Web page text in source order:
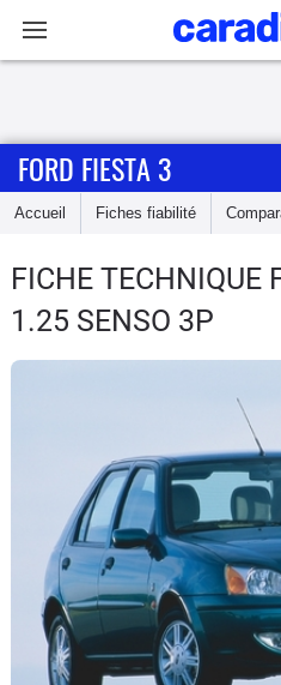
Accueil
Essais
Guide
Utilitaires
Flottes
Auto
Services
FORD FIESTA 3
Accueil Fiches fiabilité
FICHE TECHNIQUE
1.25 SENSO 3P